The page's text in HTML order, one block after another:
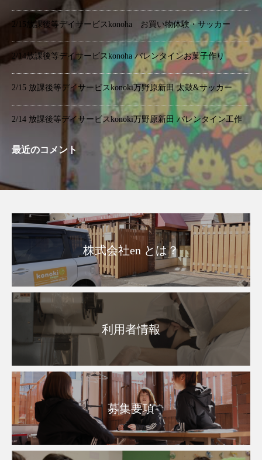
2/15放課後等デイサービスkonoha お買い物体験・サッカー
2/14放課後等デイサービスkonoha バレンタインお菓子作り
2/15 放課後等デイサービスkonoki万野原新田 太鼓&サッカー
2/14 放課後等デイサービスkonoki万野原新田 バレンタイン工作
最近のコメント
株式会社en とは？
利用者情報
募集要項